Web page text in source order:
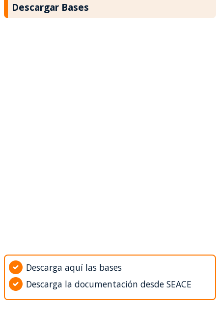
Descargar Bases
Descarga aquí las bases
Descarga la documentación desde SEACE